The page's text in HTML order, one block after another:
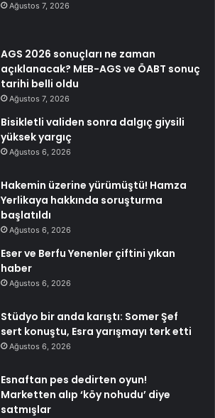
Ağustos 7, 2026
AGS 2026 sonuçları ne zaman
açıklanacak? MEB-AGS ve ÖABT sonuç
tarihi belli oldu
Ağustos 7, 2026
Bisikletli validen sonra dalgıç giysili
yüksek yargıç
Ağustos 6, 2026
Hakemin üzerine yürümüştü! Hamza
Yerlikaya hakkında soruşturma
başlatıldı
Ağustos 6, 2026
Eser ve Berfu Yenenler çiftini yıkan
haber
Ağustos 6, 2026
Stüdyo bir anda karıştı: Somer Şef
sert konuştu, Esra yarışmayı terk etti
Ağustos 6, 2026
Esnaftan pes dedirten oyun!
Marketten alıp ‘köy nohudu’ diye
satmışlar